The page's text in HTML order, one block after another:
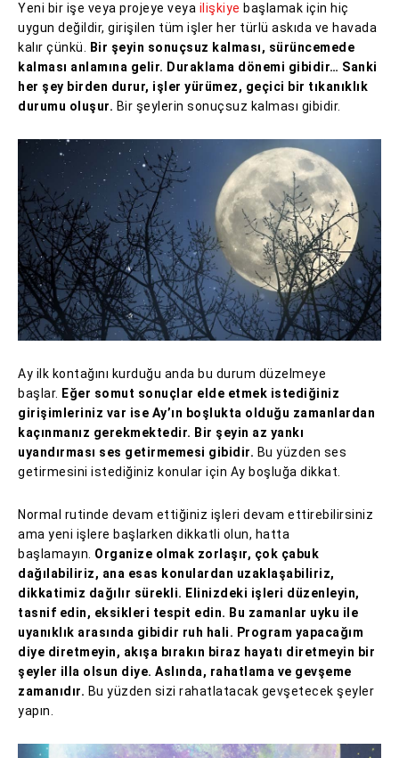
Yeni bir işe veya projeye veya ilişkiye başlamak için hiç
uygun değildir, girişilen tüm işler her türlü askıda ve havada
kalır çünkü.
Bir şeyin sonuçsuz kalması, sürüncemede
kalması anlamına gelir. Duraklama dönemi gibidir… Sanki
her şey birden durur, işler yürümez, geçici bir tıkanıklık
durumu oluşur. Bir şeylerin sonuçsuz kalması gibidir.
Ay ilk kontağını kurduğu anda bu durum düzelmeye
başlar. Eğer somut sonuçlar elde etmek istediğiniz
girişimleriniz var ise Ay’ın boşlukta olduğu zamanlardan
kaçınmanız gerekmektedir. Bir şeyin az yankı
uyandırması ses getirmemesi gibidir. Bu yüzden ses
getirmesini istediğiniz konular için Ay boşluğa dikkat.
Normal rutinde devam ettiğiniz işleri devam ettirebilirsiniz
ama yeni işlere başlarken dikkatli olun, hatta
başlamayın. Organize olmak zorlaşır, çok çabuk
dağılabiliriz, ana esas konulardan uzaklaşabiliriz,
dikkatimiz dağılır sürekli. Elinizdeki işleri düzenleyin,
tasnif edin, eksikleri tespit edin. Bu zamanlar uyku ile
uyanıklık arasında gibidir ruh hali. Program yapacağım
diye diretmeyin, akışa bırakın biraz hayatı diretmeyin bir
şeyler illa olsun diye. Aslında, rahatlama ve gevşeme
zamanıdır. Bu yüzden sizi rahatlatacak gevşetecek şeyler
yapın.